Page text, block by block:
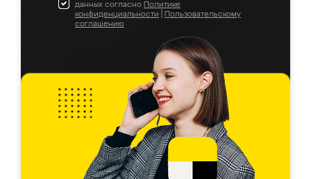
данных согласно Политике
конфиденциальности
Пользовательскому
соглашению